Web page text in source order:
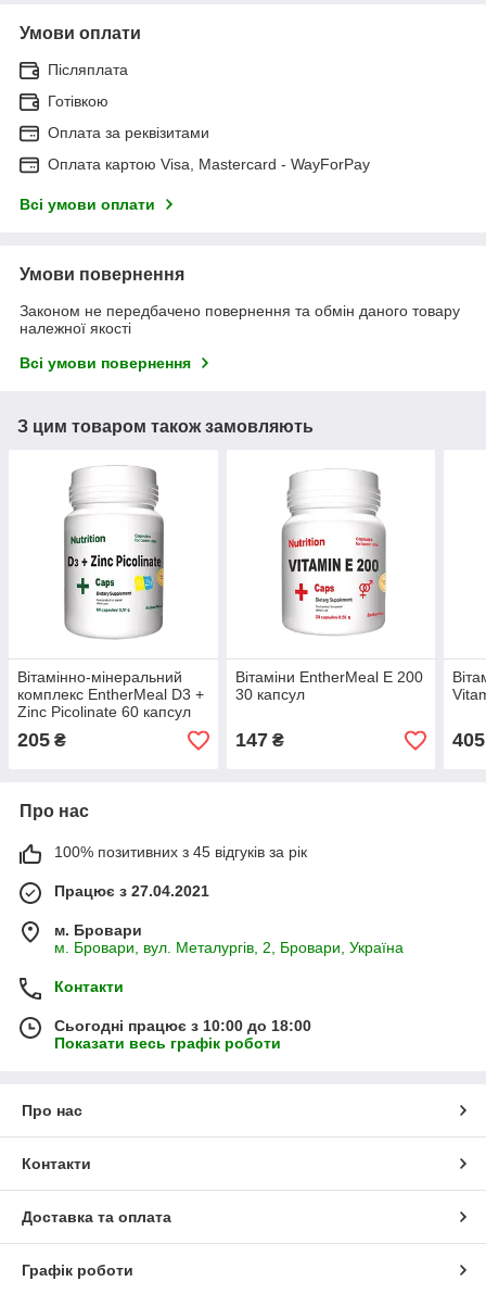
Умови оплати
Післяплата
Готівкою
Оплата за реквізитами
Оплата картою Visa, Mastercard - WayForPay
Всі умови оплати
Умови повернення
Законом не передбачено повернення та обмін даного товару
належної якості
Всі умови повернення
З цим товаром також замовляють
Вітамінно-мінеральний
комплекс EntherMeal D3 +
Zinc Picolinate 60 капсул
205 ₴
Вітаміни EntherMeal E 200
30 капсул
147₴ 405
Про нас
100% позитивних з 45 відгуків за рік
Працює з 27.04.2021
м. Бровари
м. Бровари, вул. Металургів, 2, Бровари, Україна
Контакти
Сьогодні працює з 10:00 до 18:00
Показати весь графік роботи
Про нас
Контакти
Доставка та оплата
Графік роботи